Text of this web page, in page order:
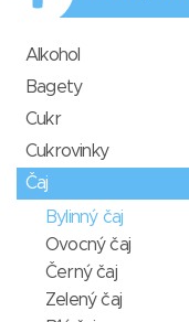
Alkohol
Bagety
Cukr
Cukrovinky
Čaj
Bylinný čaj
Ovocný čaj
Černý čaj
Zelený čaj